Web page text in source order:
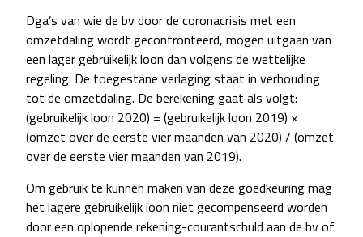
Dga’s van wie de bv door de coronacrisis met een
omzetdaling wordt geconfronteerd, mogen uitgaan van
een lager gebruikelijk loon dan volgens de wettelijke
regeling. De toegestane verlaging staat in verhouding
tot de omzetdaling. De berekening gaat als volgt:
(gebruikelijk loon 2020) = (gebruikelijk loon 2019) ×
(omzet over de eerste vier maanden van 2020) / (omzet
over de eerste vier maanden van 2019).
Om gebruik te kunnen maken van deze goedkeuring mag
het lagere gebruikelijk loon niet gecompenseerd worden
door een oplopende rekening-courantschuld aan de bv of